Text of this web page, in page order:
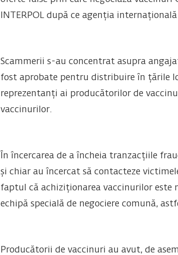
INTERPOL după ce agenția
Scammerii s-au concentrat asupra
fost aprobate pentru distribuire în țările
reprezentanți ai producătorilor de
vaccinurilor.
În încercarea de a încheia tranzacțiile
și chiar au încercat să contacteze
faptul că achiziționarea vaccinurilor este
echipă specială de negociere comună,
Producătorii de vaccinuri au avut, de